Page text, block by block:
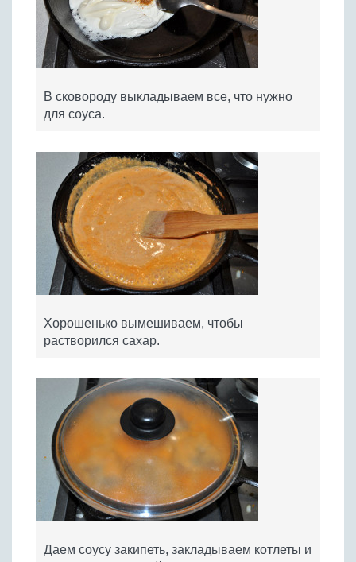
В сковороду выкладываем все, что нужно
для соуса.
Хорошенько вымешиваем, чтобы
растворился сахар.
Даем соусу закипеть, закладываем котлеты и